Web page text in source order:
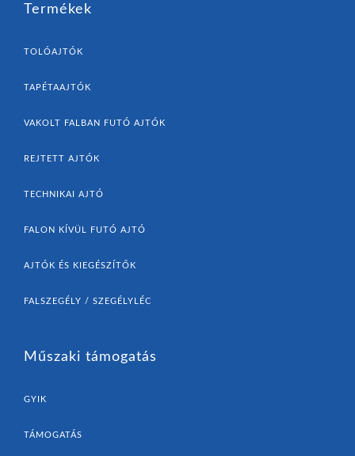
Termékek
TOLÓAJTÓK
TAPÉTAAJTÓK
VAKOLT FALBAN FUTÓ AJTÓK
REJTETT AJTÓK
TECHNIKAI AJTÓ
FALON KÍVÜL FUTÓ AJTÓ
AJTÓK ÉS KIEGÉSZÍTŐK
FALSZEGÉLY / SZEGÉLYLÉC
Műszaki támogatás
GYIK
TÁMOGATÁS